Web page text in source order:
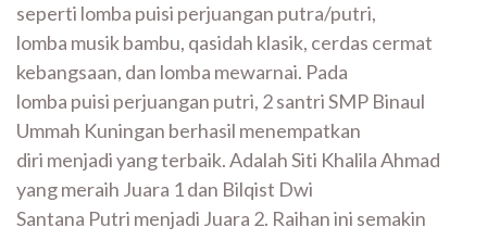
seperti lomba puisi perjuangan putra/putri,
lomba musik bambu, qasidah klasik, cerdas cermat
kebangsaan, dan lomba mewarnai. Pada
lomba puisi perjuangan putri, 2 santri SMP Binaul
Ummah Kuningan berhasil menempatkan
diri menjadi yang terbaik. Adalah Siti Khalila Ahmad
yang meraih Juara 1 dan Bilqist Dwi
Santana Putri menjadi Juara 2. Raihan ini semakin